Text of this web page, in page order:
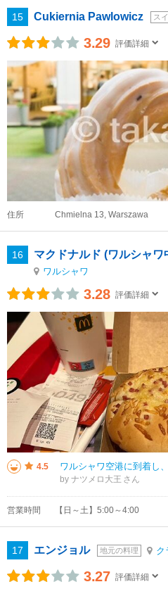
15 Cukiernia Pawlowicz ス
3.29 評価詳細
住所 Chmielna 13, Warszawa
16 マクドナルド (ワルシャワ
ワルシャワ
3.28 評価詳細
4.5
by ナツメロ大王
営業時間 【日～土】5:00～4:00
17 エンジョル 地元の料理 ク
3.27 評価詳細